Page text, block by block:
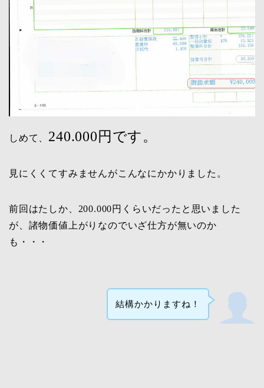
しめて、 240.000円です。
見にくくてすみませんがこんなにかかりました。
前回はたしか、200.000円くらいだったと思いました
が、諸物価値上がりなのでいざ仕方が無いのか
も・・・
結構かかりますね！